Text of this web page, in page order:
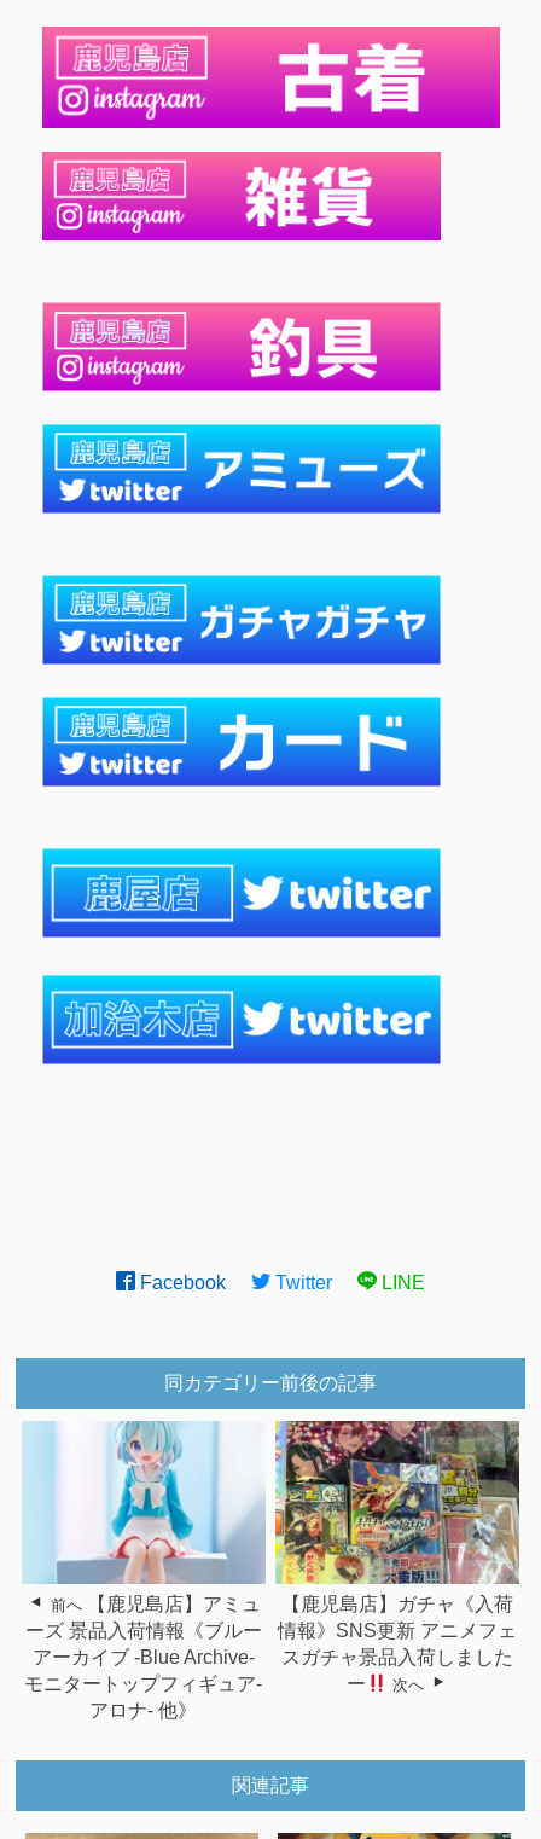
Facebook Twitter LINE
同カテゴリー前後の記事
前へ
【鹿児島店】アミュ
ーズ 景品入荷情報《ブルー
アーカイブ -Blue Archive-
モニタートップフィギュア-
アロナ- 他》
【鹿児島店】ガチャ《入荷
情報》SNS更新 アニメフェ
スガチャ景品入荷しました
ー
次へ
関連記事